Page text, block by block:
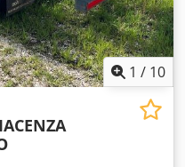
1 / 10